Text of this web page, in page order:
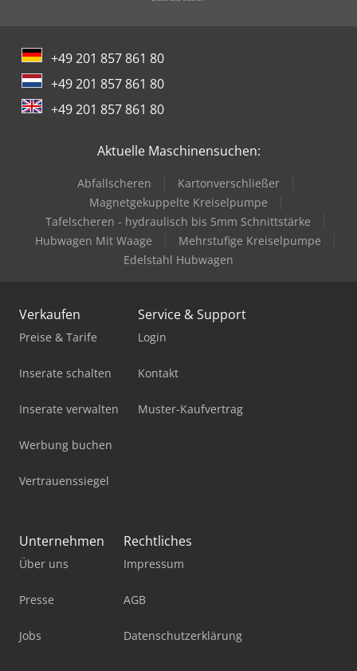
+49 201 857 861 80
+49 201 857 861 80
+49 201 857 861 80
Aktuelle Maschinensuchen:
Abfallscheren
Kartonverschließer
Magnetgekuppelte Kreiselpumpe
Tafelscheren - hydraulisch bis 5mm Schnittstärke
Hubwagen Mit Waage
Mehrstufige Kreiselpumpe
Edelstahl Hubwagen
Verkaufen
Preise & Tarife
Inserate schalten
Inserate verwalten
Werbung buchen
Vertrauenssiegel
Service & Support
Login
Kontakt
Muster-Kaufvertrag
Unternehmen
Über uns
Presse
Jobs
Rechtliches
Impressum
AGB
Datenschutzerklärung